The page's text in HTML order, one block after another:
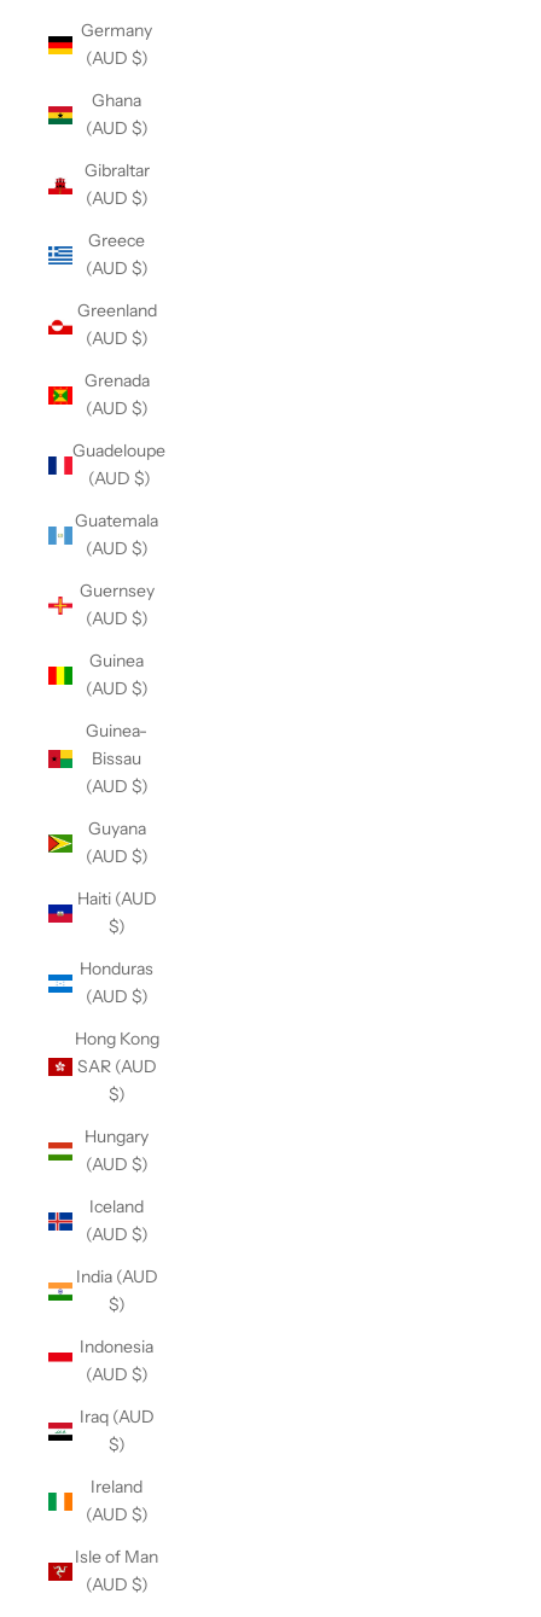
Germany
(AUD $)
Ghana
(AUD $)
Gibraltar
(AUD $)
Greece
(AUD $)
Greenland
(AUD $)
Grenada
(AUD $)
Guadeloupe
(AUD $)
Guatemala
(AUD $)
Guernsey
(AUD $)
Guinea
(AUD $)
Guinea-
Bissau
(AUD $)
Guyana
(AUD $)
Haiti (AUD
$)
Honduras
(AUD $)
Hong Kong
SAR (AUD
$)
Hungary
(AUD $)
Iceland
(AUD $)
India (AUD
$)
Indonesia
(AUD $)
Iraq (AUD
$)
Ireland
(AUD $)
Isle of Man
(AUD $)